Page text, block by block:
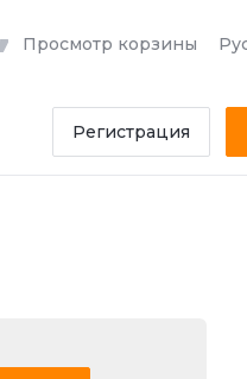
Просмотр корзины
Регистрация